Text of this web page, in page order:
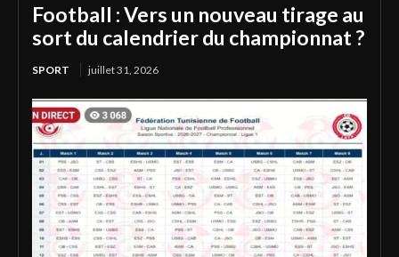
Football : Vers un nouveau tirage au
sort du calendrier du championnat ?
SPORT juillet 31, 2026